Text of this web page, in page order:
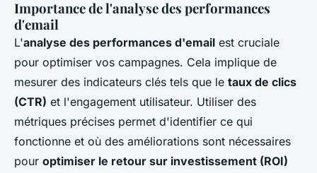
Importance de l'analyse des performances
d'email
L'analyse des performances d'email est cruciale
pour optimiser vos campagnes. Cela implique de
mesurer des indicateurs clés tels que le taux de clics
(CTR) et l'engagement utilisateur. Utiliser des
métriques précises permet d'identifier ce qui
fonctionne et où des améliorations sont nécessaires
pour optimiser le retour sur investissement (ROI)